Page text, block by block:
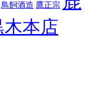
鳥飼酒造 鷹正宗
木本店